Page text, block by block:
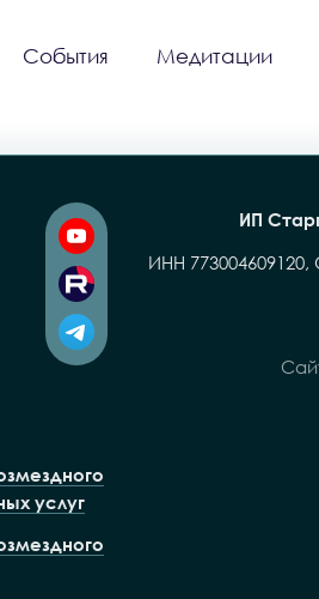
События Медитации
услуг
ИНН 773004609120,
ИП